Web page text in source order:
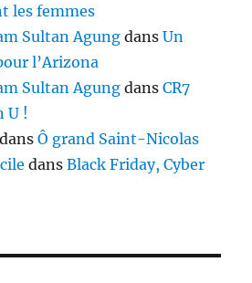
les femmes
Sultan Agung dansUn
l’Arizona
Sultan Agung dansCR7
U !
dansÔ grand Saint-Nicolas
dansBlack Friday, Cyber